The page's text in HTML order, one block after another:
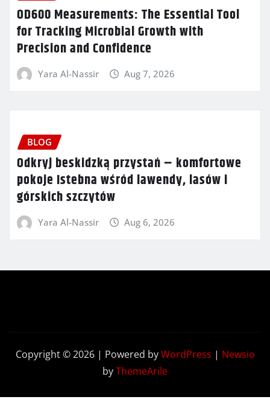
OD600 Measurements: The Essential Tool
for Tracking Microbial Growth with
Precision and Confidence
Yara Al-Nassir Aug 7, 2026
BLOG
Odkryj beskidzką przystań – komfortowe
pokoje Istebna wśród lawendy, lasów i
górskich szczytów
Yara Al-Nassir Aug 6, 2026
Copyright © 2026 | Powered byWordPress | Newsio
byThemeArile